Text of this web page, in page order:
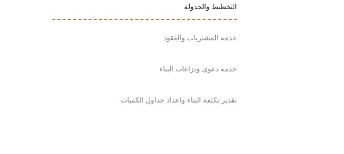
التخطيط والجدولة
خدمة المشتريات والعقود
خدمة دعوى ونزاعات البناء
تقدير تكلفة البناء واعداد جداول الكميات